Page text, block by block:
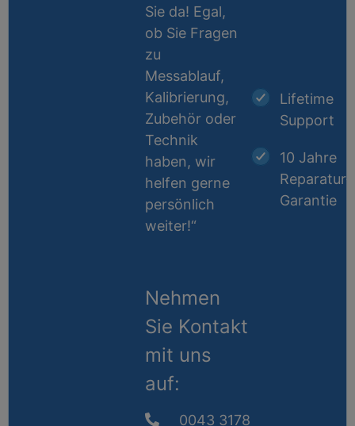
Sie da! Egal,
ob Sie Fragen
zu
Messablauf,
Kalibrierung,
Zubehör oder
Technik
haben, wir
helfen gerne
persönlich
weiter!“
Nehmen
Sie Kontakt
mit uns
auf:
0043 3178
Lifetime
Support
10 Jahre
Reparatur-
Garantie